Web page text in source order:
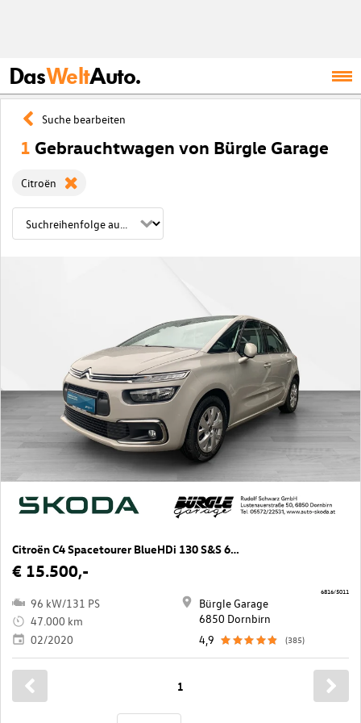
DasWeltAuto.
Suche bearbeiten
1 Gebrauchtwagen von Bürgle Garage
Citroën
Citroën C4 Spacetourer BlueHDi 130 S&S 6-Gang Feel
€ 15.500,-
96 kW/131 PS
47.000 km
02/2020
Bürgle Garage
6850 Dornbirn
4,9
(385)
6816/5011
1